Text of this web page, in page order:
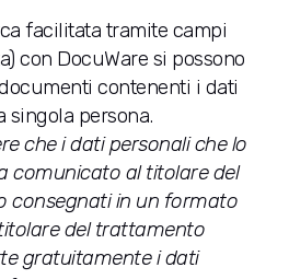
facilitata tramite campi
con DocuWare si possono
contenenti i dati
singola persona.
che i dati personali che lo
comunicato al titolare del
consegnati in un formato
titolare del trattamento
gratuitamentei dati